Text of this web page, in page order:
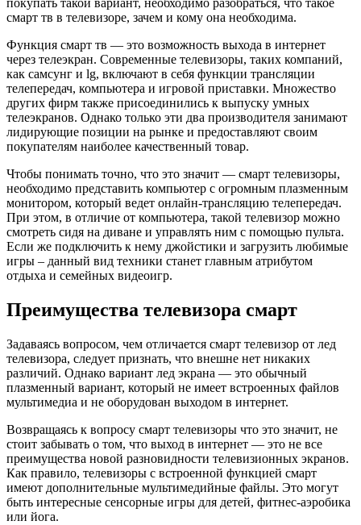
покупать такой вариант, необходимо разобраться, что такое
смарт тв в телевизоре, зачем и кому она необходима.
Функция смарт тв — это возможность выхода в интернет
через телеэкран. Современные телевизоры, таких компаний,
как самсунг и lg, включают в себя функции трансляции
телепередач, компьютера и игровой приставки. Множество
других фирм также присоединились к выпуску умных
телеэкранов. Однако только эти два производителя занимают
лидирующие позиции на рынке и предоставляют своим
покупателям наиболее качественный товар.
Чтобы понимать точно, что это значит — смарт телевизоры,
необходимо представить компьютер с огромным плазменным
монитором, который ведет онлайн-трансляцию телепередач.
При этом, в отличие от компьютера, такой телевизор можно
смотреть сидя на диване и управлять ним с помощью пульта.
Если же подключить к нему джойстики и загрузить любимые
игры – данный вид техники станет главным атрибутом
отдыха и семейных видеоигр.
Преимущества телевизора смарт
Задаваясь вопросом, чем отличается смарт телевизор от лед
телевизора, следует признать, что внешне нет никаких
различий. Однако вариант лед экрана — это обычный
плазменный вариант, который не имеет встроенных файлов
мультимедиа и не оборудован выходом в интернет.
Возвращаясь к вопросу смарт телевизоры что это значит, не
стоит забывать о том, что выход в интернет — это не все
преимущества новой разновидности телевизионных экранов.
Как правило, телевизоры с встроенной функцией смарт
имеют дополнительные мультимедийные файлы. Это могут
быть интересные сенсорные игры для детей, фитнес-аэробика
или йога.